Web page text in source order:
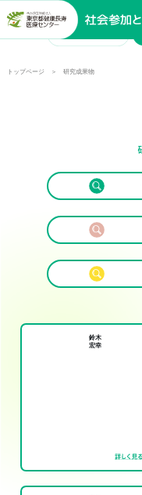
トップページ ＞ 研究成果物
鈴木
宏幸